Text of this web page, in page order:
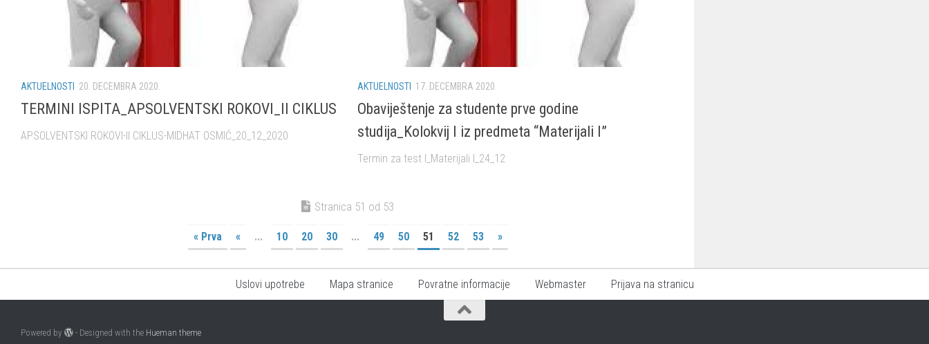
AKTUELNOSTI 20. DECEMBRA 2020.
TERMINI ISPITA_APSOLVENTSKI ROKOVI_II CIKLUS
APSOLVENTSKI ROKOVI-II CIKLUS-MIDHAT OSMIĆ_20_12_2020
AKTUELNOSTI 17. DECEMBRA 2020.
Obaviještenje za studente prve godine
studija_Kolokvij I iz predmeta “Materijali I”
Termin za test I_Materijali I_24_12
Stranica 51 od 53
« Prva « ... 10 20 30 ... 49 50 51 52 53 »
Uslovi upotrebe Mapa stranice Povratne informacije Webmaster Prijava na stranicu
Powered by - Designed with the Hueman theme